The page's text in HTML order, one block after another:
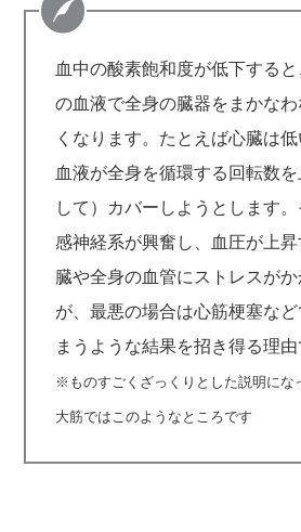
血中の酸素飽和度が低下する
の血液で全身の臓器をまかな
くなります。たとえば心臓は
血液が全身を循環する回転数
して）カバーしようとします
感神経系が興奮し、血圧が上
臓や全身の血管にストレスが
が、最悪の場合は心筋梗塞な
まうような結果を招き得る理由
※ものすごくざっくりとした説明にな
大筋ではこのようなところです